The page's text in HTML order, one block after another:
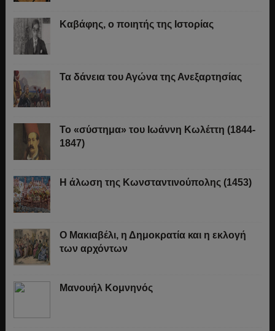
Καβάφης, ο ποιητής της Ιστορίας
Τα δάνεια του Αγώνα της Ανεξαρτησίας
Το «σύστημα» του Ιωάννη Κωλέττη (1844-
1847)
Η άλωση της Κωνσταντινούπολης (1453)
Ο Μακιαβέλι, η Δημοκρατία και η εκλογή
των αρχόντων
Μανουήλ Κομνηνός